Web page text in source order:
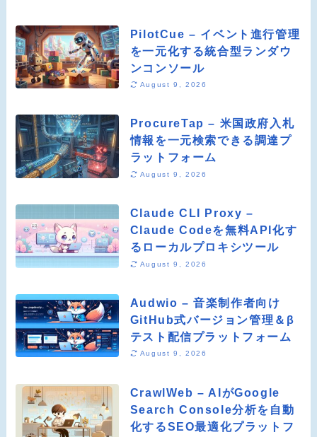
PilotCue – イベント進行管理
を一元化する統合型ランダウ
ンコンソール
August 9, 2026
ProcureTap – 米国政府入札
情報を一元検索できる調達プ
ラットフォーム
August 9, 2026
Claude CLI Proxy –
Claude Codeを無料API化す
るローカルプロキシツール
August 9, 2026
Audwio – 音楽制作者向け
GitHub式バージョン管理＆β
テスト配信プラットフォーム
August 9, 2026
CrawlWeb – AIがGoogle
Search Console分析を自動
化するSEO最適化プラットフ